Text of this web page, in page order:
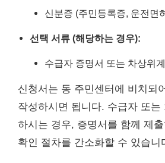
신분증 (주민등록증, 운전면
선택 서류 (해당하는 경우):
수급자 증명서 또는 차상위
신청서는 동 주민센터에 비치되
작성하시면 됩니다. 수급자 또는
하시는 경우, 증명서를 함께 제
확인 절차를 간소화할 수 있습니